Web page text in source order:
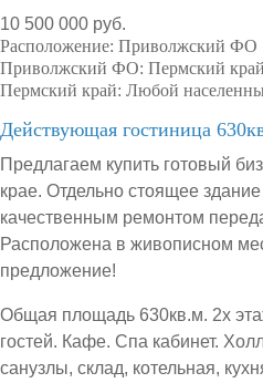
10 500 000 руб.
Расположение: Приволжский ФО
Приволжский ФО: Пермский край
Пермский край: Любой
Действующая гостиница
Предлагаем купить готовый
крае. Отдельно стоящее
качественным ремонтом
Расположена в живописном
предложение!
Общая площадь 630кв.м. 2х
гостей. Кафе. Спа кабинет.
санузлы, склад, котельная,